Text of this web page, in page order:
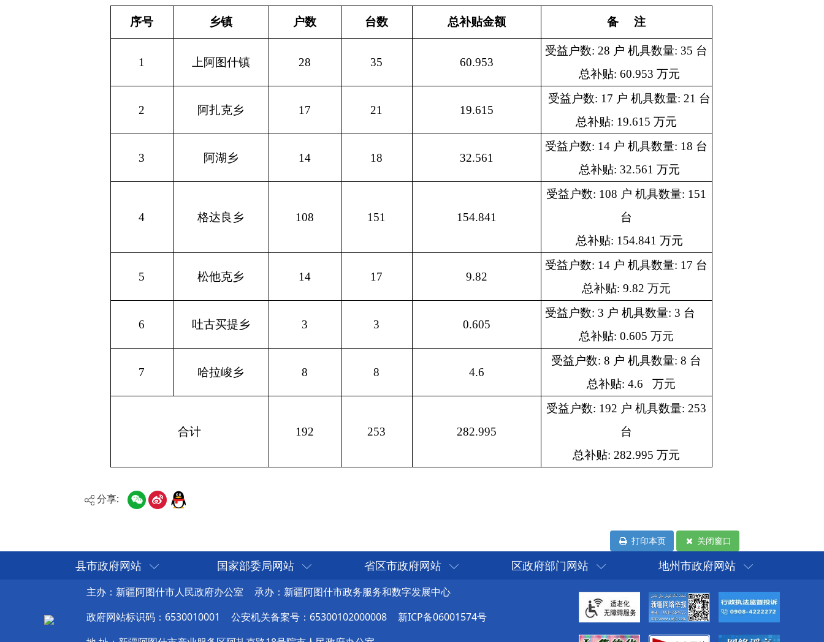
21 19.615
受益户数: 17 户 机具数量: 21 台
总补贴: 19.615 万元
阿湖乡 14
受益户数: 14 户 机具数量: 18 台
总补贴: 32.561 万元
格达良乡 151
受益户数: 108 户 机具数量: 151
17
受益户数: 14 户 机具数量: 17 台
总补贴: 9.82 万元
受益户数: 3 户 机具数量: 3 台
受益户数: 8 户 机具数量: 8 台
253
受益户数: 192 户 机具数量: 253
总补贴: 282.995 万元
分享:
打印本页 关闭窗口
县市政府网站 国家部委局网站 省区市政府网站 区政府部门网站 地州市政府网站
主办：新疆阿图什市人民政府办公室
承办：新疆阿图什市政务服务和数字发展中心
政府网站标识码：6530010001
公安机关备案号：65300102000008
新ICP备06001574号